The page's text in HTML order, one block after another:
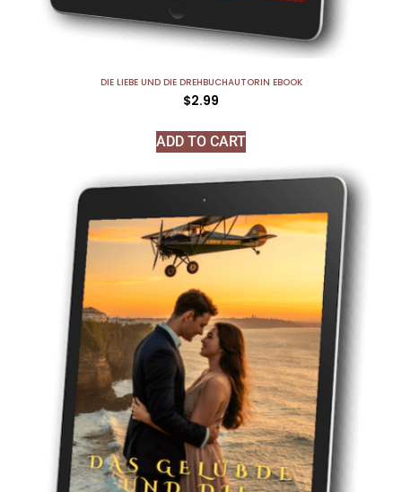
DIE LIEBE UND DIE DREHBUCHAUTORIN EBOOK
$2.99
ADD TO CART